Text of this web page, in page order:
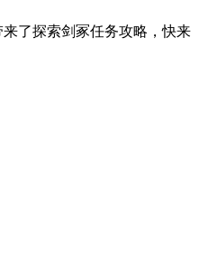
了探索剑冢任务攻略，快来